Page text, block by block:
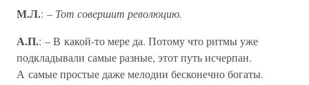
М.Л.: – Тот совершит революцию.
А.П.: – В какой-то мере да. Потому что ритмы уже
подкладывали самые разные, этот путь исчерпан.
А самые простые даже мелодии бесконечно богаты.